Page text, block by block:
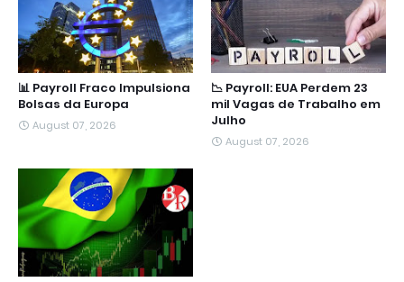
📊 Payroll Fraco Impulsiona
Bolsas da Europa
August 07, 2026
📉 Payroll: EUA Perdem 23
mil Vagas de Trabalho em
Julho
August 07, 2026